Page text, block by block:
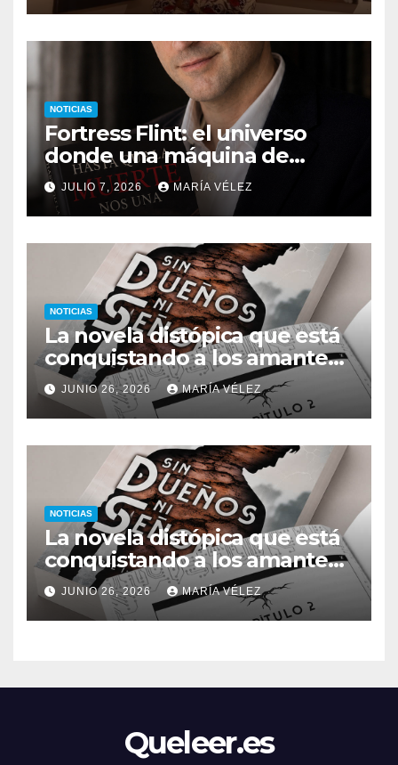
NOTICIAS
Fortress Flint: el universo
donde una máquina de
escribir, un silbido o un
recuerdo pueden cambiarlo
todo
JULIO 7, 2026 MARÍA VÉLEZ
NOTICIAS
La novela distópica que está
conquistando a los amantes
del romance y la ciencia
ficción: así es Sin dueños ni
señores
JUNIO 26, 2026 MARÍA VÉLEZ
NOTICIAS
La novela distópica que está
conquistando a los amantes
del romance y la ciencia
ficción: así es Sin dueños ni
señores
JUNIO 26, 2026 MARÍA VÉLEZ
Queleer.es